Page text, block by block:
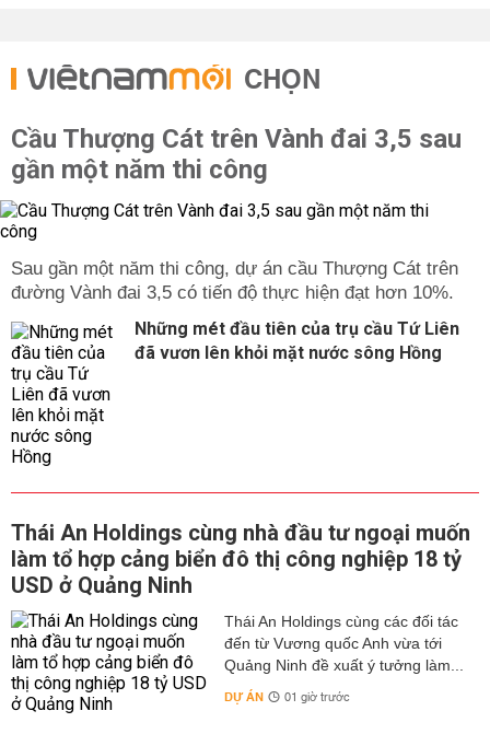
CHỌN
Cầu Thượng Cát trên Vành đai 3,5 sau
gần một năm thi công
Sau gần một năm thi công, dự án cầu Thượng Cát trên
đường Vành đai 3,5 có tiến độ thực hiện đạt hơn 10%.
Những mét đầu tiên của trụ cầu Tứ Liên
đã vươn lên khỏi mặt nước sông Hồng
Thái An Holdings cùng nhà đầu tư ngoại muốn
làm tổ hợp cảng biển đô thị công nghiệp 18 tỷ
USD ở Quảng Ninh
Thái An Holdings cùng các đối tác
đến từ Vương quốc Anh vừa tới
Quảng Ninh đề xuất ý tưởng làm...
DỰ ÁN 01 giờ trước